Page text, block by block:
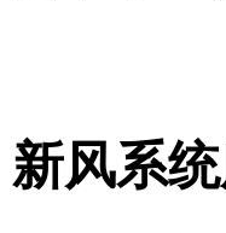
新风系